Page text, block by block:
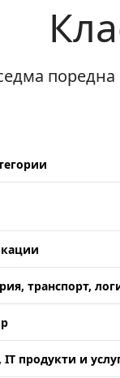
транспорт,
IT продукти и